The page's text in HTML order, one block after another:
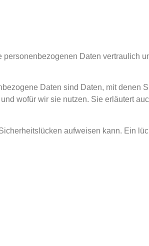
Daten vertraulich
Daten sind Daten, mit denen
wofür wir sie nutzen. Sie erläutert
aufweisen kann. Ein